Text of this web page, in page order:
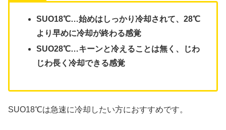
SUO18℃…始めはしっかり冷却されて、28℃
より早めに冷却が終わる感覚
SUO28℃…キーンと冷えることは無く、じわ
じわ長く冷却できる感覚
SUO18℃は急速に冷却したい方におすすめです。